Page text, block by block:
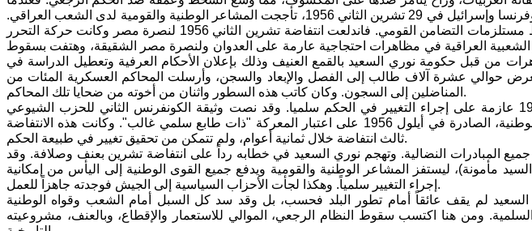
حصل العدوان الثلاثي على مصر من قبل بريطانيا وفرنسا وإسرائيل في 29 تشرين الثاني 1956، تأججت المشاعر الوطنية والقومية لدى الشعب العراقي.
ولكن الحكم الرجعي واصل مواقفه المنافية لأبسط مستلزمات التضامن القومي. فاندلعت انتفاضة تشرين الثاني 1956 لنصرة مصر وكانت حركة التحرر
الشعبية العراقية في مظاهرات احتجاجية عارمة على العدوان ولنصرة مصر الشقيقة، وهتفت بسقوط
من قبل حكومة نوري السعيد بالقمع العنيف وذلك بإعلان الأحكام العرفية وتعطيل الدراسة في
حوالي عشرة آلاف طالب إلى الفصل والإبعاد والسجن، وأرسلت المحاكم العسكرية المئات من
المناضلين إلى السجون. وكان كاتب هذه السطور واثنان من أخوته من ضحايا تلك المحاكم.
كانت الأحزاب السياسية حتى انتفاضة تشرين 1956 عازمة على إجراء التغيير في الحكم سلميا. وقد نصت وثيقة الكونفرنس الثاني للحزب الشيوعي
العراقي، الذي يمثل الجناح اليساري في الحركة الوطنية، الصادرة في أيلول 1956 على اعتبار المعركة "ذات طابع سلمي غالب". وكانت هذه الانتفاضة
ثالث انتفاضة خلال ثمانية أعوام، ولم تتمكن من تحقيق تغيير في طبيعة الحكم.
المبادرات النضالية. وتهجم نوري السعيد في خطابه رداً على انتفاضة تشرين بعنف وصلافة. وقد
مأمونة)، ليستفز المشاعر الوطنية والقومية ويدفع جميع القوى الوطنية إلى اليأس من إمكانية
إجراء التغيير سلمياً. وهكذا لجأت الأحزاب السياسية إلى الجيش فوجدته جاهزاً للعمل.
لم يقف عائقاً أمام تطور البلد فحسب، بل وقد سد كل السبل أمام الشعب وقواه الوطنية
ومن هنا اكتسب سقوط النظام الرجعي، الموالي للاستعمار والإقطاع، وبالعنف، مشروعيته